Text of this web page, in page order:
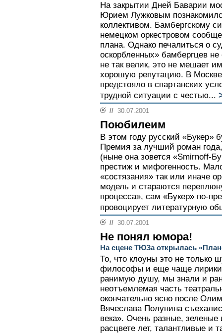
На закрытии Дней Баварии
Юрием Лужковым
коллективом. Бамбергскому
немецком оркестровом
плана. Однако печалиться о
оскорбленных» бамбергцев
не так велик, это не мешает
хорошую репутацию. В Москве
предстояло в спартанских
трудной ситуации с честью...
// 30.07.2001
Поюбилеим
В этом году русский «Букер»
Премия за лучший роман
(ныне она зовется «Smirnoff-
престиж и мифогенность.
«состязания» так или иначе
модель и стараются
процесса», сам «Букер» по-
провоцирует литературную
// 30.07.2001
Не понял юмора!
На сцене ТЮЗа открылась
То, что клоуны это не только
философы и еще чаще
ранимую душу, мы знали и
неотъемлемая часть
окончательно ясно после
Вячеслава Полунина
века». Очень разные,
расцвете лет, талантливые и